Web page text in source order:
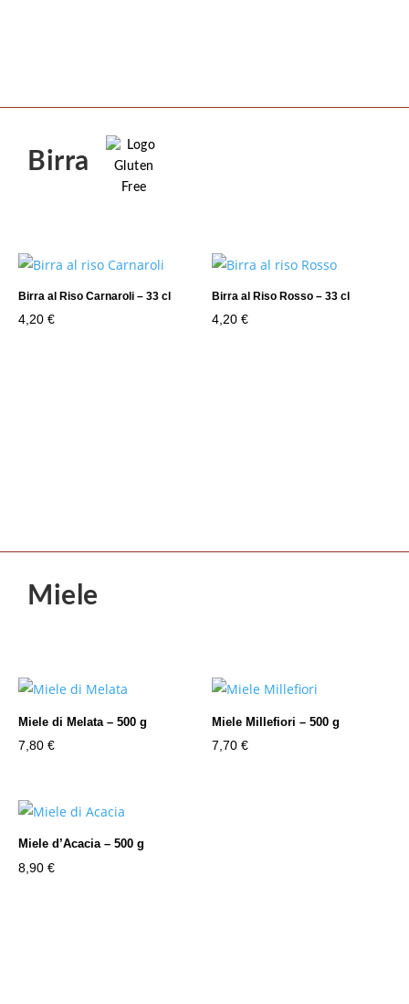
Birra
Birra al Riso Carnaroli – 33 cl
4,20 €
Birra al Riso Rosso – 33 cl
4,20€
Miele
Miele di Melata – 500 g
7,80 €
Miele Millefiori – 500 g
7,70€
Miele d’Acacia – 500 g
8,90 €